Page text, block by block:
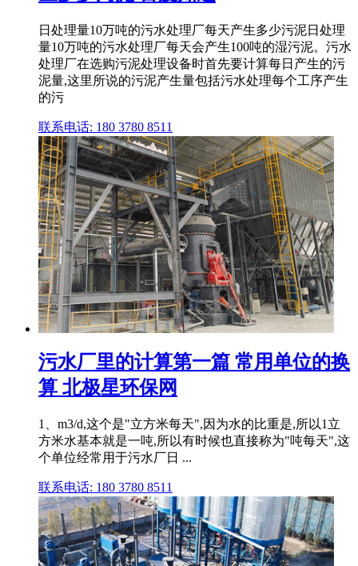
日处理量10万吨的污水处理厂每天产生多少污泥日处理
量10万吨的污水处理厂每天会产生100吨的湿污泥。污水
处理厂在选购污泥处理设备时首先要计算每日产生的污
泥量,这里所说的污泥产生量包括污水处理每个工序产生
的污
联系电话: 180 3780 8511
污水厂里的计算第一篇 常用单位的换
算 北极星环保网
1、m3/d,这个是"立方米每天",因为水的比重是,所以1立
方米水基本就是一吨,所以有时候也直接称为"吨每天",这
个单位经常用于污水厂日 ...
联系电话: 180 3780 8511